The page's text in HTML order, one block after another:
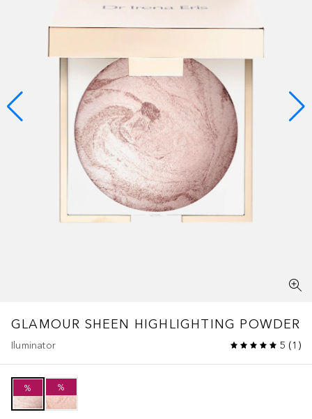
GLAMOUR SHEEN HIGHLIGHTING POWDER
Iluminator 5 (1 )
% %